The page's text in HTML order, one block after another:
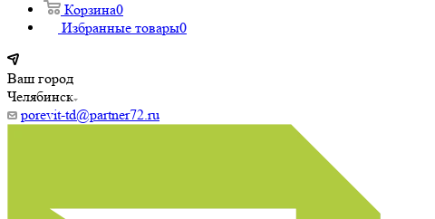
Корзина0
Избранные товары0
Ваш город
Челябинск
porevit-td@partner72.ru